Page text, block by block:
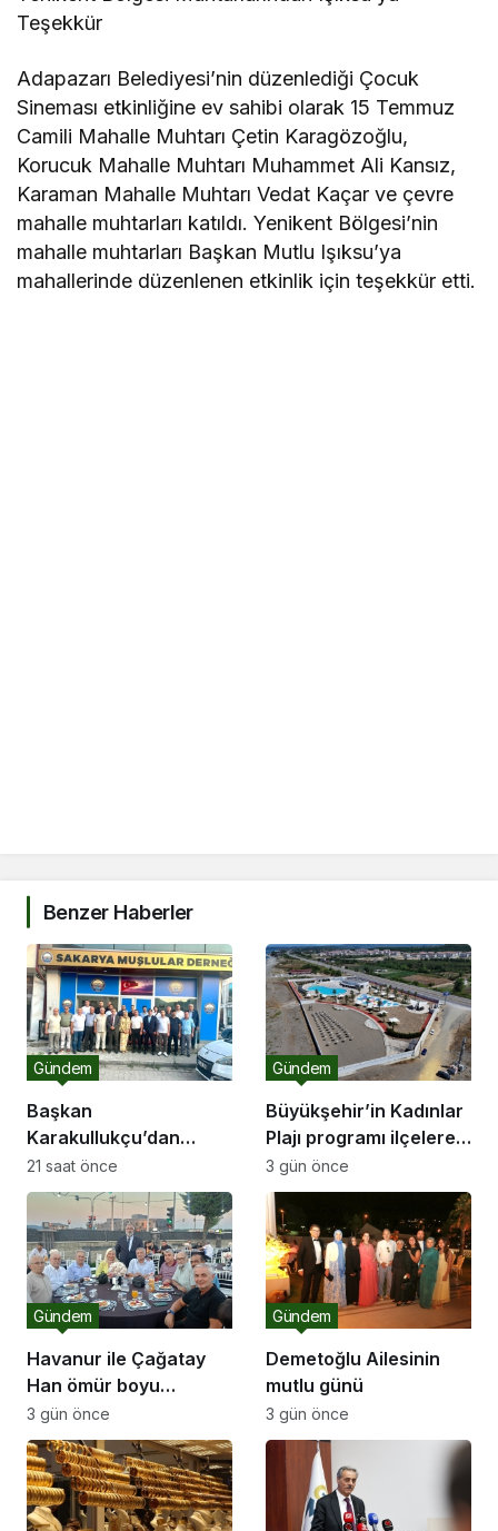
Teşekkür
Adapazarı Belediyesi’nin düzenlediği Çocuk
Sineması etkinliğine ev sahibi olarak 15 Temmuz
Camili Mahalle Muhtarı Çetin Karagözoğlu,
Korucuk Mahalle Muhtarı Muhammet Ali Kansız,
Karaman Mahalle Muhtarı Vedat Kaçar ve çevre
mahalle muhtarları katıldı. Yenikent Bölgesi’nin
mahalle muhtarları Başkan Mutlu Işıksu’ya
mahallerinde düzenlenen etkinlik için teşekkür etti.
Benzer Haberler
Başkan
Karakullukçu’dan
Sakarya Muşlular
Derneği’ne ziyaret
Gündem
21 saat önce
Büyükşehir’in Kadınlar
Plajı programı ilçelere
açılıyor
Gündem
3 gün önce
Havanur ile Çağatay
Han ömür boyu
mutluluğa “Evet” dedi
Gündem
3 gün önce
Demetoğlu Ailesinin
mutlu günü
Gündem
3 gün önce